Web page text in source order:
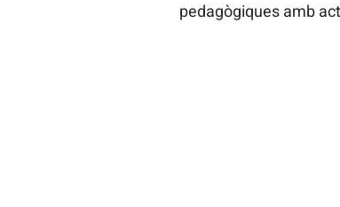
pedagògiques amb